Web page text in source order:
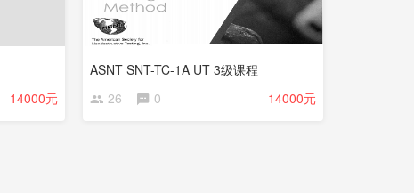
14000元
ASNT SNT-TC-1A UT 3级课程
26
0 14000元